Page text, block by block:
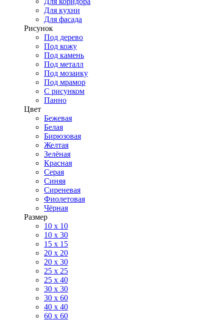
Для кухни
Для фасада
Рисунок
Под дерево
Под кожу
Под камень
Под металл
Под мозаику
Под мрамор
С рисунком
Панно
Цвет
Бежевая
Белая
Бирюзовая
Желтая
Зелёная
Красная
Серая
Синяя
Сиреневая
Фиолетовая
Чёрная
Размер
10 х 10
10 x 30
15 x 15
20 х 20
20 x 30
25 x 25
25 x 40
30 x 30
30 х 60
40 х 40
60 х 60